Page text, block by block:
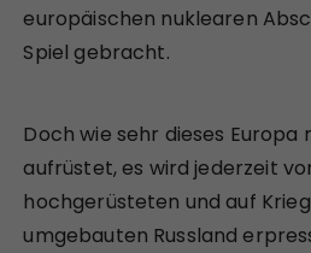
europäischen nuklearen
Spiel gebracht.
Doch wie sehr dieses Europa
aufrüstet, es wird jederzeit
hochgerüsteten und auf
umgebauten Russland